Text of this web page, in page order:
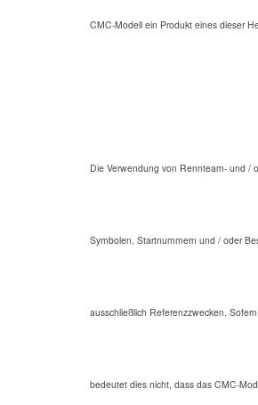
CMC-Modell ein Produkt eines dieser
Die Verwendung von Rennteam- und /
Symbolen, Startnummern und / oder
ausschließlich Referenzzwecken.
bedeutet dies nicht, dass das CMC-